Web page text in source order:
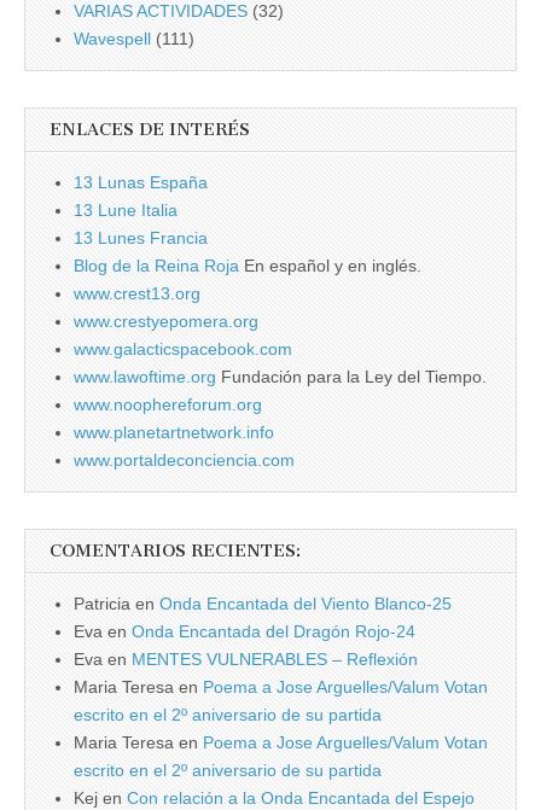
VARIAS ACTIVIDADES (32)
Wavespell (111)
ENLACES DE INTERÉS
13 Lunas España
13 Lune Italia
13 Lunes Francia
Blog de la Reina Roja En español y en inglés.
www.crest13.org
www.crestyepomera.org
www.galacticspacebook.com
www.lawoftime.org Fundación para la Ley del Tiempo.
www.noophereforum.org
www.planetartnetwork.info
www.portaldeconciencia.com
COMENTARIOS RECIENTES:
Patricia en Onda Encantada del Viento Blanco-25
Eva en Onda Encantada del Dragón Rojo-24
Eva en MENTES VULNERABLES – Reflexión
Maria Teresa en Poema a Jose Arguelles/Valum Votan
escrito en el 2º aniversario de su partida
Maria Teresa en Poema a Jose Arguelles/Valum Votan
escrito en el 2º aniversario de su partida
Kej en Con relación a la Onda Encantada del Espejo